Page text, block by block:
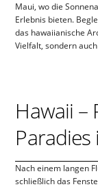
Maui, wo die
Erlebnis bieten.
das hawaiianische
Vielfalt, sondern
Hawaii –
Nach einem langen
schließlich das